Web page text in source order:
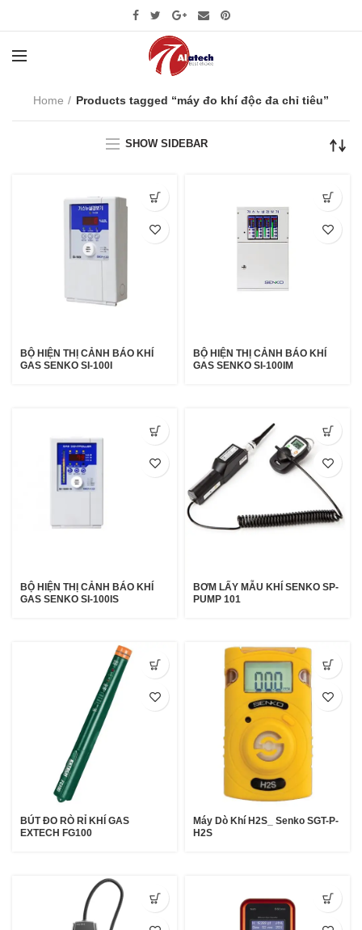
Home Products tagged “máy đo khí độc đa chỉ tiêu”
SHOW SIDEBAR
BỘ HIỆN THỊ CẢNH BÁO KHÍ
GAS SENKO SI-100I
BỘ HIỆN THỊ CẢNH BÁO KHÍ
GAS SENKO SI-100IM
BỘ HIỆN THỊ CẢNH BÁO KHÍ
GAS SENKO SI-100IS
BƠM LẤY MẪU KHÍ SENKO SP-
PUMP 101
BÚT ĐO RÒ RỈ KHÍ GAS
EXTECH FG100
Máy Dò Khí H2S_ Senko SGT-P-
H2S